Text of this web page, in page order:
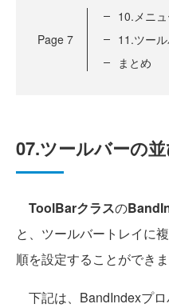
Page 7
10.メニ
11.ツー
まとめ
07.ツールバーの
ToolBarクラスの
と、ツールバートレイに
順を設定することができま
下記は、BandIndexプ